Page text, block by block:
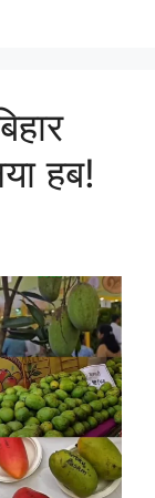
हब!